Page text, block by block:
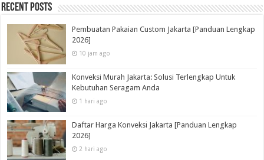
Recent Posts
Pembuatan Pakaian Custom Jakarta [Panduan Lengkap
2026]
10 jam ago
Konveksi Murah Jakarta: Solusi Terlengkap Untuk
Kebutuhan Seragam Anda
1 hari ago
Daftar Harga Konveksi Jakarta [Panduan Lengkap
2026]
2 hari ago